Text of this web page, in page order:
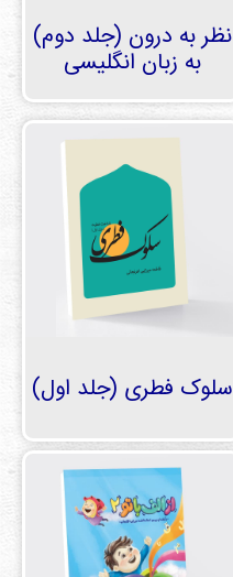
نظر به درون (جلد دوم)
به زبان انگلیسی
سلوک فطری (جلد اول)